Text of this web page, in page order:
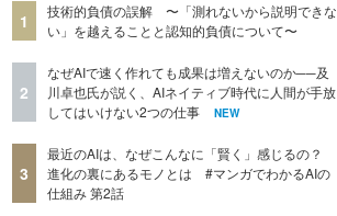
1
技術的負債の誤解 〜「測れないから説明できな
い」を越えることと認知的負債について〜
2
なぜAIで速く作れても成果は増えないのか──及
川卓也氏が説く、AIネイティブ時代に人間が手放
してはいけない2つの仕事
NEW
3
最近のAIは、なぜこんなに「賢く」感じるの？
進化の裏にあるモノとは #マンガでわかるAIの
仕組み 第2話